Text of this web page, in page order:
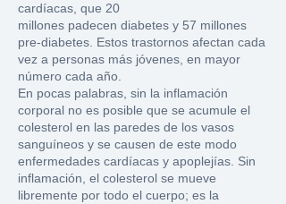
cardíacas, que 20
millones padecen diabetes y 57 millones
pre-diabetes. Estos trastornos afectan cada
vez a personas más jóvenes, en mayor
número cada año.
En pocas palabras, sin la inflamación
corporal no es posible que se acumule el
colesterol en las paredes de los vasos
sanguíneos y se causen de este modo
enfermedades cardíacas y apoplejías. Sin
inflamación, el colesterol se mueve
libremente por todo el cuerpo; es la